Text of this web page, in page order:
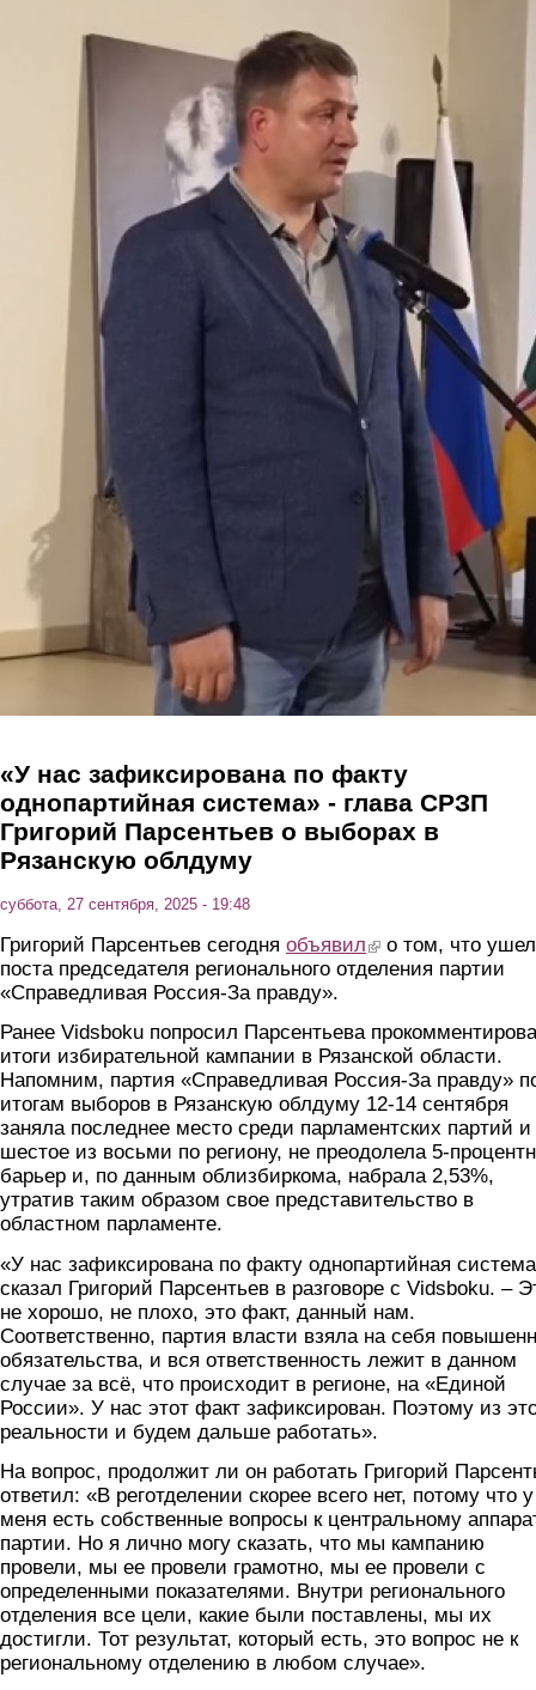
«У нас зафиксирована по факту
однопартийная система» - глава СРЗП
Григорий Парсентьев о выборах в
Рязанскую облдуму
суббота, 27 сентября, 2025 - 19:48
Григорий Парсентьев сегодня объявил (link is external)
о том, что
поста председателя регионального отделения партии
«Справедливая Россия-За правду».
Ранее Vidsboku попросил Парсентьева
итоги избирательной кампании в Рязанской области.
Напомним, партия «Справедливая Россия-За правду»
итогам выборов в Рязанскую облдуму 12-14 сентября
заняла последнее место среди парламентских партий и
шестое из восьми по региону, не преодолела 5-
барьер и, по данным облизбиркома, набрала 2,53%,
утратив таким образом свое представительство в
областном парламенте.
«У нас зафиксирована по факту однопартийная
сказал Григорий Парсентьев в разговоре с Vidsboku. –
не хорошо, не плохо, это факт, данный нам.
Соответственно, партия власти взяла на себя
обязательства, и вся ответственность лежит в данном
случае за всё, что происходит в регионе, на «Единой
России». У нас этот факт зафиксирован. Поэтому из
реальности и будем дальше работать».
На вопрос, продолжит ли он работать Григорий
ответил: «В реготделении скорее всего нет, потому что у
меня есть собственные вопросы к центральному
партии. Но я лично могу сказать, что мы кампанию
провели, мы ее провели грамотно, мы ее провели с
определенными показателями. Внутри регионального
отделения все цели, какие были поставлены, мы их
достигли. Тот результат, который есть, это вопрос не к
региональному отделению в любом случае».